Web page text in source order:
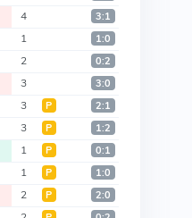
4 3:1
1 1:0
2 0:2
3 3:0
3 Р 2:1
3 Р 1:2
1 Р 0:1
1 Р 1:0
2 Р 2:0